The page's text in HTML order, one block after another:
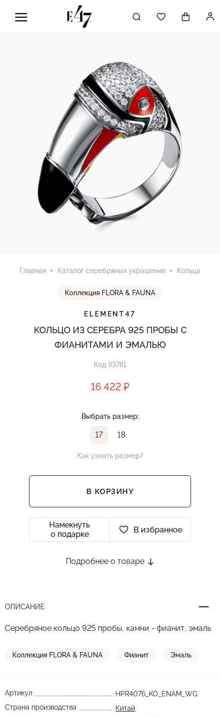
Главная Каталог серебряных украшений Кольца
Коллекция FLORA & FAUNA
ELEMENT47
КОЛЬЦО ИЗ СЕРЕБРА 925 ПРОБЫ С
ФИАНИТАМИ И ЭМАЛЬЮ
Код 93781
16 422 ₽
Выбрать размер:
17 18
Как узнать размер?
В КОРЗИНУ
Намекнуть
о подарке
В избранное
Подробнее о товаре
ОПИСАНИЕ
Серебряное кольцо 925 пробы, камни - фианит, эмаль
Коллекция FLORA & FAUNA Фианит Эмаль
Артикул
HPR4076_KO_ENAM_WG
Страна производства
Китай